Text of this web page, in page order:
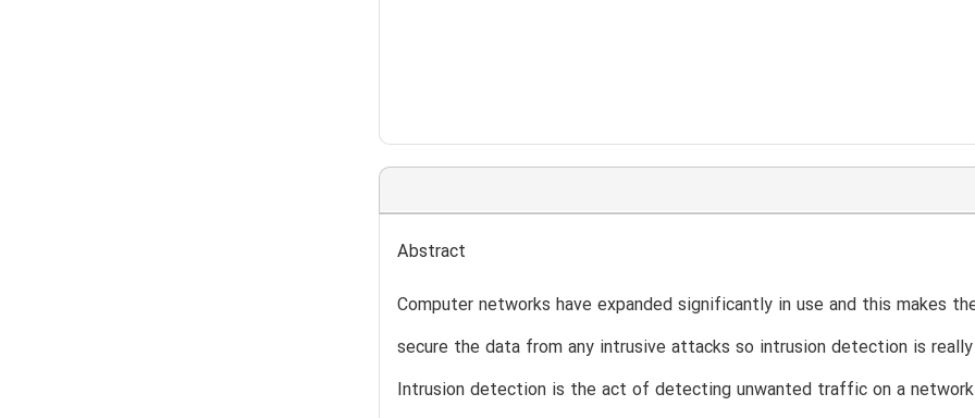
Abstract
Computer networks have expanded significantly in use and this makes
secure the data from any intrusive attacks so intrusion detection is
Intrusion detection is the act of detecting unwanted traffic on a